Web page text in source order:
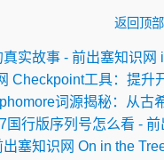
返回顶部
实故事 - 前出塞知识网
Checkpoint工具：提升
词源揭秘：从古
国行版序列号怎么看 - 前
塞知识网 On in the